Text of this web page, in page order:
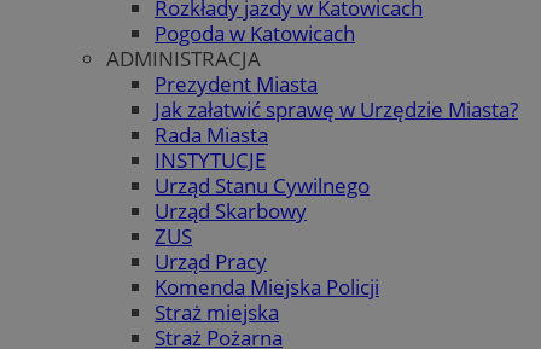
Rozkłady jazdy w Katowicach
Pogoda w Katowicach
ADMINISTRACJA
Prezydent Miasta
Jak załatwić sprawę w Urzędzie Miasta?
Rada Miasta
INSTYTUCJE
Urząd Stanu Cywilnego
Urząd Skarbowy
ZUS
Urząd Pracy
Komenda Miejska Policji
Straż miejska
Straż Pożarna